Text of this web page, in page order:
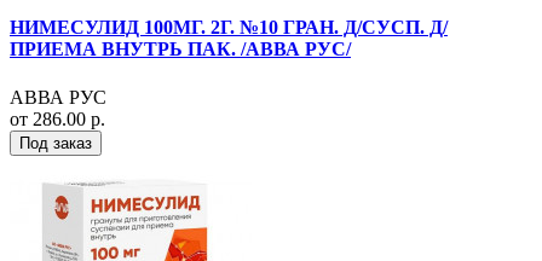
НИМЕСУЛИД 100МГ. 2Г. №10 ГРАН. Д/СУСП. Д/
ПРИЕМА ВНУТРЬ ПАК. /АВВА РУС/
АВВА РУС
от 286.00 р.
Под заказ